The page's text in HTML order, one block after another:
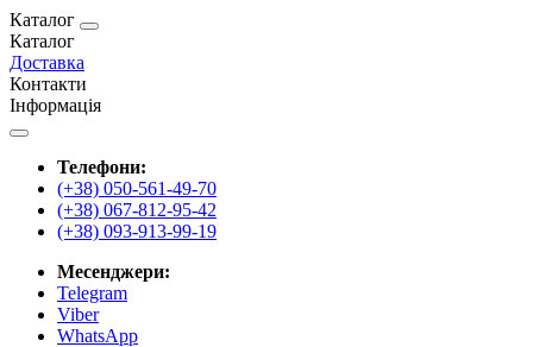
Каталог
Каталог
Доставка
Контакти
Інформація
Телефони:
(+38) 050-561-49-70
(+38) 067-812-95-42
(+38) 093-913-99-19
Месенджери:
Telegram
Viber
WhatsApp